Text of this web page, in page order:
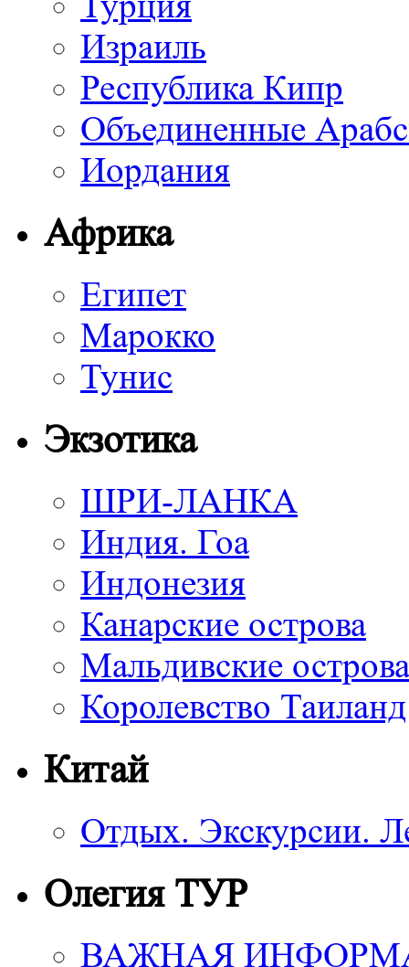
Израиль
Республика Кипр
Объединенные
Иордания
Африка
Египет
Марокко
Тунис
Экзотика
ШРИ-ЛАНКА
Индия. Гоа
Индонезия
Канарские острова
Мальдивские острова
Королевство Таиланд
Китай
Отдых. Экскурсии.
Олегия ТУР
ВАЖНАЯ